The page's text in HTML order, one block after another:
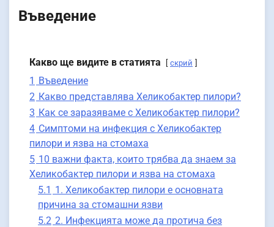
Въведение
Какво ще видите в статията скрий
1 Въведение
2 Какво представлява Хеликобактер пилори?
3 Как се заразяваме с Хеликобактер пилори?
4 Симптоми на инфекция с Хеликобактер
пилори и язва на стомаха
5 10 важни факта, които трябва да знаем за
Хеликобактер пилори и язва на стомаха
5.1 1. Хеликобактер пилори е основната
причина за стомашни язви
5.2 2. Инфекцията може да протича без